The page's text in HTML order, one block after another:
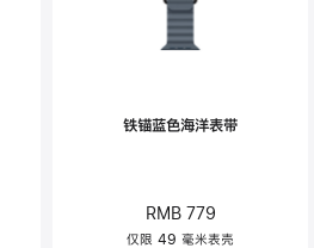
铁锚蓝色海洋表带
RMB 779
仅限 49 毫米表壳